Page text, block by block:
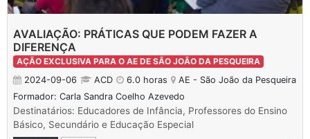
AVALIAÇÃO: PRÁTICAS QUE PODEM FAZER A
DIFERENÇA
AÇÃO EXCLUSIVA PARA O AE DE SÃO JOÃO DA PESQUEIRA
2024-09-06
ACD 6.0 horas
AE - São João da Pesqueira
Formador: Carla Sandra Coelho Azevedo
Destinatários: Educadores de Infância, Professores do Ensino
Básico, Secundário e Educação Especial